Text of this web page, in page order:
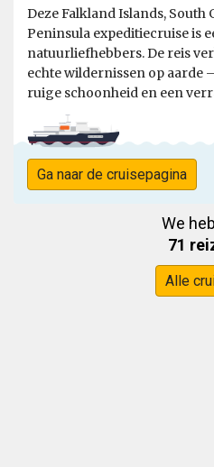
Deze Falkland Islands, South
Peninsula expeditiecruise is
natuurliefhebbers. De reis
echte wildernissen op aarde
ruige schoonheid en een
Ga naar de cruisepagina
We
71
Alle